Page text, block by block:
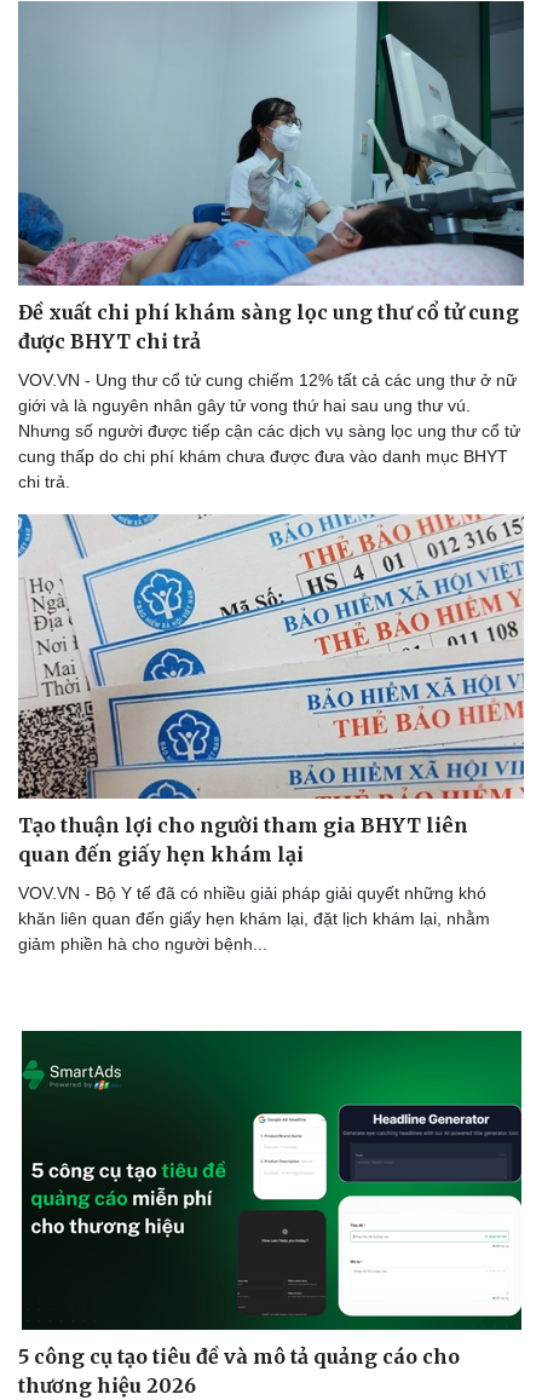
Doanh nhân
Vì cộng đồng
Công nghệ
Sành điệu
Tin Công nghệ
Trải nghiệm
Chuyển đổi số
Đề xuất chi phí khám sàng lọc ung thư cổ tử cung
được BHYT chi trả
VOV.VN - Ung thư cổ tử cung chiếm 12% tất cả các ung thư ở nữ
giới và là nguyên nhân gây tử vong thứ hai sau ung thư vú.
Nhưng số người được tiếp cận các dịch vụ sàng lọc ung thư cổ tử
cung thấp do chi phí khám chưa được đưa vào danh mục BHYT
chi trả.
Tạo thuận lợi cho người tham gia BHYT liên
quan đến giấy hẹn khám lại
VOV.VN - Bộ Y tế đã có nhiều giải pháp giải quyết những khó
khăn liên quan đến giấy hẹn khám lại, đặt lịch khám lại, nhằm
giảm phiền hà cho người bệnh...
5 công cụ tạo tiêu đề và mô tả quảng cáo cho
thương hiệu 2026